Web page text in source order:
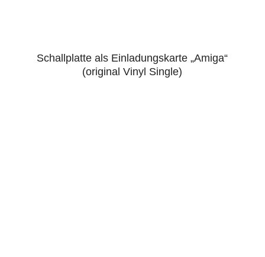
4.86
Schallplatte als Einladungskarte „Amiga“
(original Vinyl Single)